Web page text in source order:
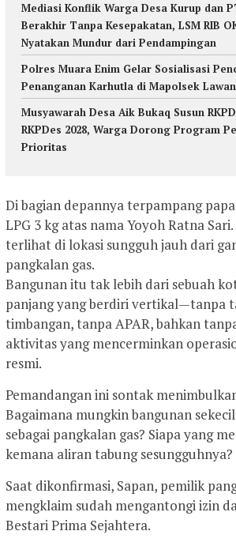
Mediasi Konflik Warga Desa Kurup dan
Berakhir Tanpa Kesepakatan, LSM RIB
Nyatakan Mundur dari Pendampingan
Polres Muara Enim Gelar Sosialisasi
Penanganan Karhutla di Mapolsek
Musyawarah Desa Aik Bukaq Susun
RKPDes 2028, Warga Dorong Program
Prioritas
Di bagian depannya terpampang
LPG 3 kg atas nama Yoyoh Ratna
terlihat di lokasi sungguh jauh dari
pangkalan gas.
Bangunan itu tak lebih dari sebuah
panjang yang berdiri vertikal—tanpa
timbangan, tanpa APAR, bahkan
aktivitas yang mencerminkan
resmi.
Pemandangan ini sontak
Bagaimana mungkin bangunan
sebagai pangkalan gas? Siapa yang
kemana aliran tabung sesungguhnya?
Saat dikonfirmasi, Sapan, pemilik
mengklaim sudah mengantongi izin
Bestari Prima Sejahtera.